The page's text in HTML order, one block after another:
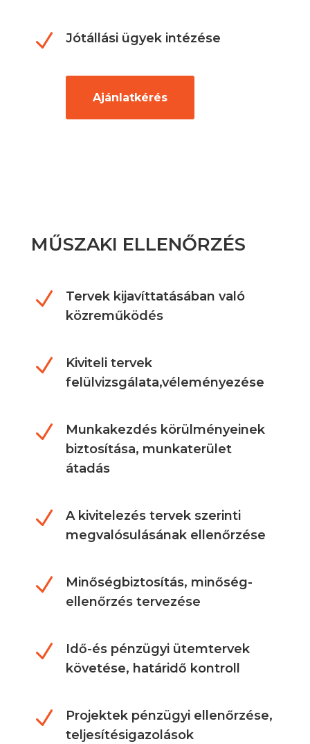
N Jótállási ügyek intézése
Ajánlatkérés
MŰSZAKI ELLENŐRZÉS
N
Tervek kijavíttatásában való
közreműködés
N
Kiviteli tervek
felülvizsgálata,véleményezése
N
Munkakezdés körülményeinek
biztosítása, munkaterület
átadás
N
A kivitelezés tervek szerinti
megvalósulásának ellenőrzése
N
Minőségbiztosítás, minőség-
ellenőrzés tervezése
N
Idő-és pénzügyi ütemtervek
követése, határidő kontroll
N
Projektek pénzügyi ellenőrzése,
teljesítésigazolások